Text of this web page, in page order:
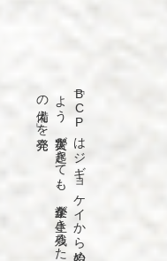
「B
C
P
は
ジ
ギ
ョ
ケ
イ
か
ら
始め
よ
う
災害が
起き
て
も
、
企業が
生き
残る
た
め
の
備え
」を
発売